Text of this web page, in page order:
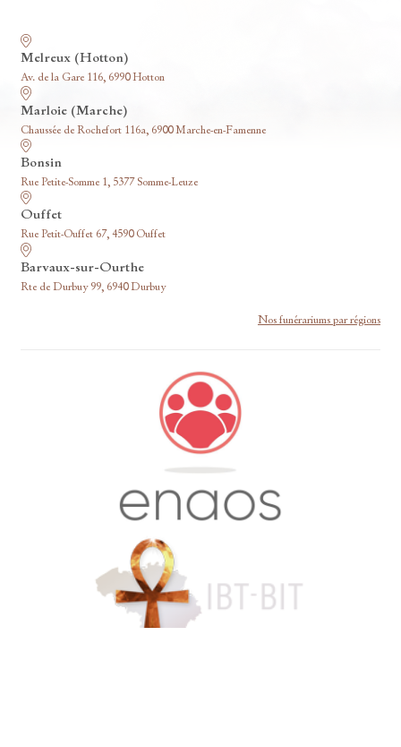
Melreux (Hotton)
Av. de la Gare 116, 6990 Hotton
Marloie (Marche)
Chaussée de Rochefort 116a, 6900 Marche-en-Famenne
Bonsin
Rue Petite-Somme 1, 5377 Somme-Leuze
Ouffet
Rue Petit-Ouffet 67, 4590 Ouffet
Barvaux-sur-Ourthe
Rte de Durbuy 99, 6940 Durbuy
Nos funérariums par régions